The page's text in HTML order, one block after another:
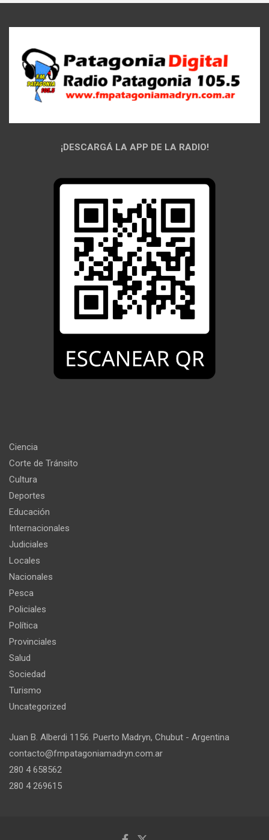
¡DESCARGÁ LA APP DE LA RADIO!
Ciencia
Corte de Tránsito
Cultura
Deportes
Educación
Internacionales
Judiciales
Locales
Nacionales
Pesca
Policiales
Política
Provinciales
Salud
Sociedad
Turismo
Uncategorized
Juan B. Alberdi 1156. Puerto Madryn, Chubut - Argentina
contacto@fmpatagoniamadryn.com.ar
280 4 658562
280 4 269615